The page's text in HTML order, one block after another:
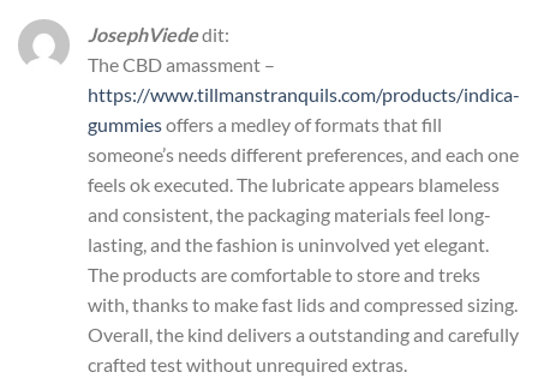
JosephViededit:
The CBD amassment –
https://www.tillmanstranquils.com/products/indica-
gummiesoffers a medley of formats that fill
someone’s needs different preferences, and each one
feels ok executed. The lubricate appears blameless
and consistent, the packaging materials feel long-
lasting, and the fashion is uninvolved yet elegant.
The products are comfortable to store and treks
with, thanks to make fast lids and compressed sizing.
Overall, the kind delivers a outstanding and carefully
crafted test without unrequired extras.